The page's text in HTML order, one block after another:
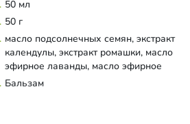
50 мл
50 г
масло подсолнечных семян, экстракт
календулы, экстракт ромашки, масло
эфирное лаванды, масло эфирное
эвкалипта, масло эфирное туи.
Развернуть состав
Бальзам